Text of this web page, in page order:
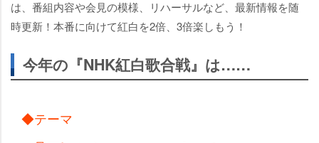
は、番組内容や会見の模様、リハーサルなど、最新情報を随
時更新！本番に向けて紅白を2倍、3倍楽しもう！
今年の『NHK紅白歌合戦』は……
◆テーマ